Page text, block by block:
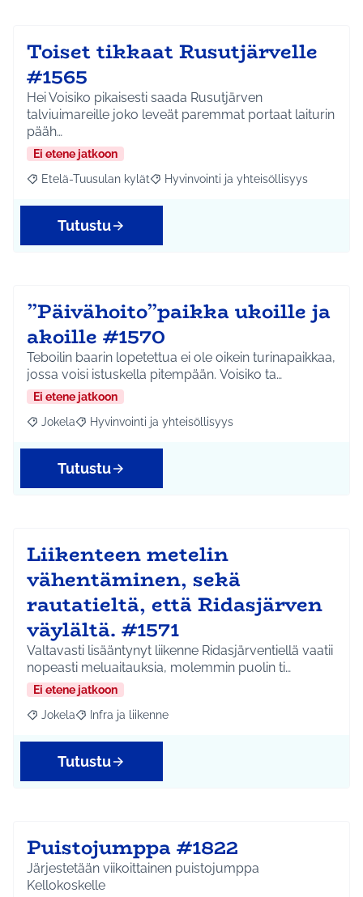
Toiset tikkaat Rusutjärvelle
#1565
Hei Voisiko pikaisesti saada Rusutjärven
talviuimareille joko leveät paremmat portaat laiturin
pääh…
Ei etene jatkoon
Rajaa tulokset aihepiirin mukaan: Etelä-Tuusulan kylät
Etelä-Tuusulan kylät Rajaa tulokset teeman mukaan:
Hyvinvointi ja yhteisöllisyys
Tutustu
”Päivähoito”paikka ukoille ja
akoille #1570
Teboilin baarin lopetettua ei ole oikein turinapaikkaa,
jossa voisi istuskella pitempään. Voisiko ta…
Ei etene jatkoon
Rajaa tulokset aihepiirin mukaan: Jokela
Jokela Rajaa tulokset teeman mukaan: Hyvinvointi ja
Hyvinvointi ja yhteisöllisyys
Tutustu
Liikenteen metelin
vähentäminen, sekä
rautatieltä, että Ridasjärven
väylältä. #1571
Valtavasti lisääntynyt liikenne Ridasjärventiellä vaatii
nopeasti meluaitauksia, molemmin puolin ti…
Ei etene jatkoon
Rajaa tulokset aihepiirin mukaan: Jokela
Jokela Rajaa tulokset teeman mukaan: Infra ja liikenne
Infra ja liikenne
Tutustu
Puistojumppa #1822
Järjestetään viikoittainen puistojumppa
Kellokoskelle